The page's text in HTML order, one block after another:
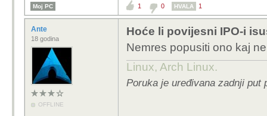
Moj PC 1 0 HVALA 1
Ante
18 godina
OFFLINE
Hoće li povijesni IPO-i
Nemres popusiti ono kaj
Linux, Arch Linux.
Poruka je uređivana zadnji put